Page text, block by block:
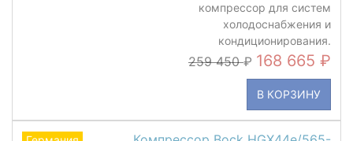
компрессор для систем
холодоснабжения и
кондиционирования.
259 450 168 665
В КОРЗИНУ